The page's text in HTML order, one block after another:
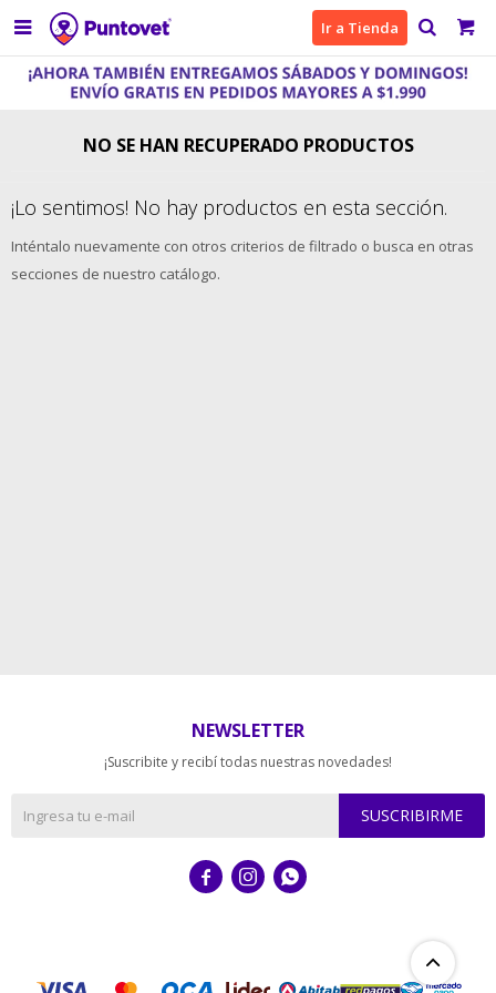
 Ir a Tienda
NO SE HAN RECUPERADO PRODUCTOS
¡Lo sentimos! No hay productos en esta sección.
Inténtalo nuevamente con otros criterios de filtrado o busca en otras
secciones de nuestro catálogo.
NEWSLETTER
¡Suscribite y recibí todas nuestras novedades!
SUSCRIBIRME
  